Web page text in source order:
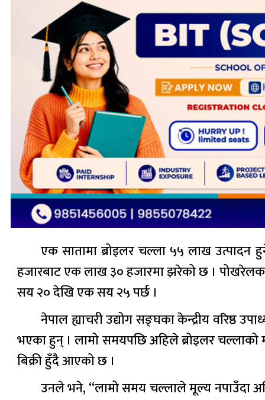
एक सातामा ब्रोइलर चल्ला ५५ लाख
हजारबाट एक लाख ३० हजारमा झरेको छ ।
सय २० देखि एक सय २५ पर्छ ।
नेपाल ह्याचरी उद्योग सङ्घका केन्द्रीय वरिष्ठ
भएका हुन् । लामो समयपछि अहिले ब्रोइलर
बिक्री हुँदै आएको छ ।
उनले भने, “लामो समय चल्लाले मूल्य नपाउँदा